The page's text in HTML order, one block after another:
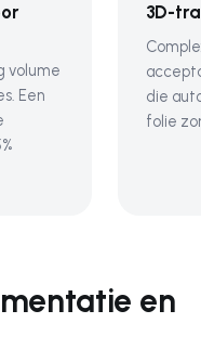
volume
Een
3D-
die
folie
en